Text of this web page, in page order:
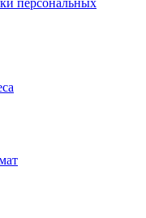
персональных